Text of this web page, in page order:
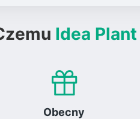
Idea Plant
Obecny